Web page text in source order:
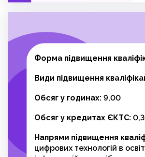
Форма підвищення
Види підвищення
Обсяг у годинах: 9,00
Обсяг у кредитах ЄКТС:
Напрями підвищення
цифрових технологій в